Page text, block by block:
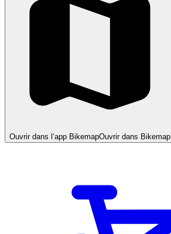
Ouvrir dans l’app BikemapOuvrir dans Bikemap